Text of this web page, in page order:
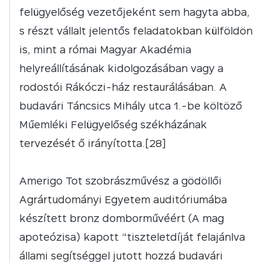
felügyelőség vezetőjeként sem hagyta abba,
s részt vállalt jelentős feladatokban külföldön
is, mint a római Magyar Akadémia
helyreállításának kidolgozásában vagy a
rodostói Rákóczi-ház restaurálásában. A
budavári Táncsics Mihály utca 1.-be költöző
Műemléki Felügyelőség székházának
tervezését ő irányította.[28]
Amerigo Tot szobrászművész a gödöllői
Agrártudományi Egyetem auditóriumába
készített bronz domborművéért (A mag
apoteózisa) kapott “tiszteletdíját felajánlva
állami segítséggel jutott hozzá budavári